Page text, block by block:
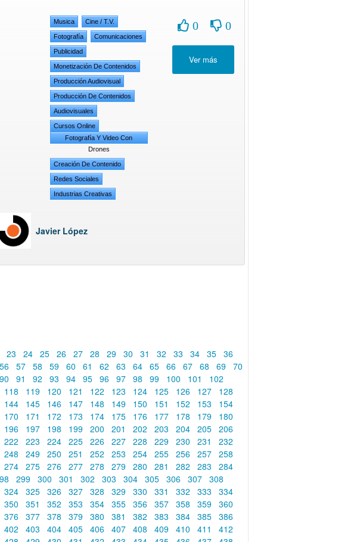
Musica Cine / T.V.
Fotografía Comunicaciones
Publicidad
Monetización De Contenidos
Producción Audiovisual
Producción De Contenidos
Audiovisuales
Cursos Online
Fotografía Y Video Con
Drones
Creación De Contenido
Redes Sociales
Industrias Creativas
Javier López
0 0
23 24 25 26 27 28 29 30 31 32 33 34 35 36
56 57 58 59 60 61 62 63 64 65 66 67 68 69 70
90 91 92 93 94 95 96 97 98 99 100 101
102
118 119 120 121 122 123 124 125 126 127
128
144 145 146 147 148 149 150 151 152 153
154
170 171 172 173 174 175 176 177 178 179
180
196 197 198 199 200 201 202 203 204 205 206
222 223 224 225 226 227 228 229 230 231
232
248 249 250 251 252 253 254 255 256 257 258
274 275 276 277 278 279 280 281 282 283
284
299 300 301 302 303 304 305 306 307 308
324 325 326 327 328 329 330 331 332 333
334
350 351 352 353 354 355 356 357 358 359 360
376 377 378 379 380 381 382 383 384 385 386
402 403 404 405 406 407 408 409 410 411
412